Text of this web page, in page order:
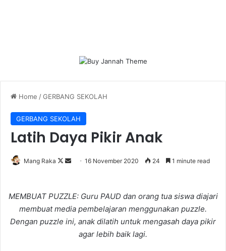
Home /GERBANG SEKOLAH
GERBANG SEKOLAH
Latih Daya Pikir Anak
Mang Raka
Follow
Send16 November 2020 24 1 minute read
MEMBUAT PUZZLE: Guru PAUD dan orang tua siswa diajari
membuat media pembelajaran menggunakan puzzle.
Dengan puzzle ini, anak dilatih untuk mengasah daya pikir
agar lebih baik lagi.